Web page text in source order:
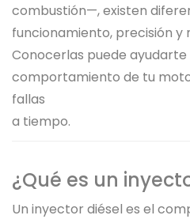
combustión—, existen
funcionamiento, precisión y
Conocerlas puede
comportamiento de tu
fallas
a tiempo.
¿Qué es un
Un inyector diésel es el